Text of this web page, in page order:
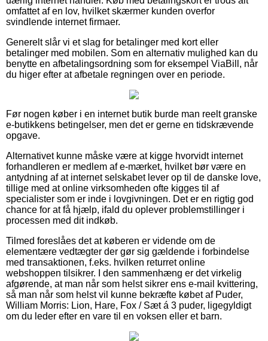
omfattet af en lov, hvilket skærmer kunden overfor
svindlende internet firmaer.
Generelt slår vi et slag for betalinger med kort eller
betalinger med mobilen. Som en alternativ mulighed kan du
benytte en afbetalingsordning som for eksempel ViaBill, når
du higer efter at afbetale regningen over en periode.
Før nogen køber i en internet butik burde man reelt granske
e-butikkens betingelser, men det er gerne en tidskrævende
opgave.
Alternativet kunne måske være at kigge hvorvidt internet
forhandleren er medlem af e-mærket, hvilket bør være en
antydning af at internet selskabet lever op til de danske love,
tillige med at online virksomheden ofte kigges til af
specialister som er inde i lovgivningen. Det er en rigtig god
chance for at få hjælp, ifald du oplever problemstillinger i
processen med dit indkøb.
Tilmed foreslåes det at køberen er vidende om de
elementære vedtægter der gør sig gældende i forbindelse
med transaktionen, f.eks. hvilken returret online
webshoppen tilsikrer. I den sammenhæng er det virkelig
afgørende, at man når som helst sikrer ens e-mail kvittering,
så man når som helst vil kunne bekræfte købet af Puder,
William Morris: Lion, Hare, Fox / Sæt á 3 puder, ligegyldigt
om du leder efter en vare til en voksen eller et barn.